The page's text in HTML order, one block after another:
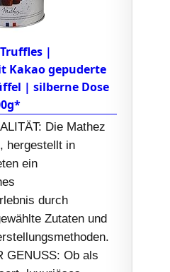
|
Kakao gepuderte
| silberne Dose
Die Mathez
hergestellt in
ein
durch
Zutaten und
GENUSS: Ob als